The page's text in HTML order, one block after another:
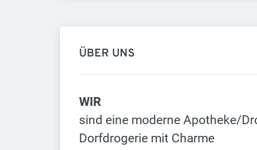
ÜBER UNS
WIR
sind eine moderne Apotheke/
Dorfdrogerie mit Charme